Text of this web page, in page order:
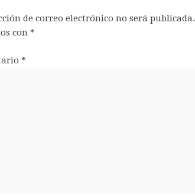
de correo electrónico no será publicada.
con *
*